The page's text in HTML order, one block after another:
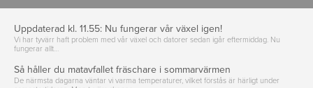
Uppdaterad kl. 11.55: Nu fungerar vår växel igen!
Vi har tyvärr haft problem med vår växel och datorer sedan igår eftermiddag. Nu
fungerar allt…
Så håller du matavfallet fräschare i sommarvärmen
De närmsta dagarna väntar vi varma temperaturer, vilket förstås är härligt under